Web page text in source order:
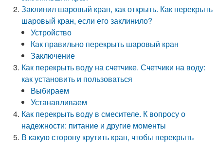
Заклинил шаровый кран, как открыть. Как перекрыть
шаровый кран, если его заклинило?
Устройство
Как правильно перекрыть шаровый кран
Заключение
Как перекрыть воду на счетчике. Счетчики на воду:
как установить и пользоваться
Выбираем
Устанавливаем
Как перекрыть воду в смесителе. К вопросу о
надежности: питание и другие моменты
В какую сторону крутить кран, чтобы перекрыть